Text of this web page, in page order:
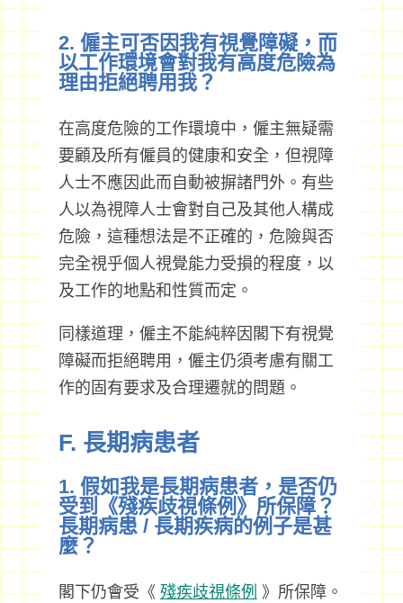
2. 僱主可否因我有視覺障礙，而
以工作環境會對我有高度危險為
理由拒絕聘用我？
在高度危險的工作環境中，僱主無疑需
要顧及所有僱員的健康和安全，但視障
人士不應因此而自動被摒諸門外。有些
人以為視障人士會對自己及其他人構成
危險，這種想法是不正確的，危險與否
完全視乎個人視覺能力受損的程度，以
及工作的地點和性質而定。
同樣道理，僱主不能純粹因閣下有視覺
障礙而拒絕聘用，僱主仍須考慮有關工
作的固有要求及合理遷就的問題。
F. 長期病患者
1. 假如我是長期病患者，是否仍
受到《殘疾歧視條例》所保障？
長期病患 / 長期疾病的例子是甚
麼？
閣下仍會受《 殘疾歧視條例 》所保障。